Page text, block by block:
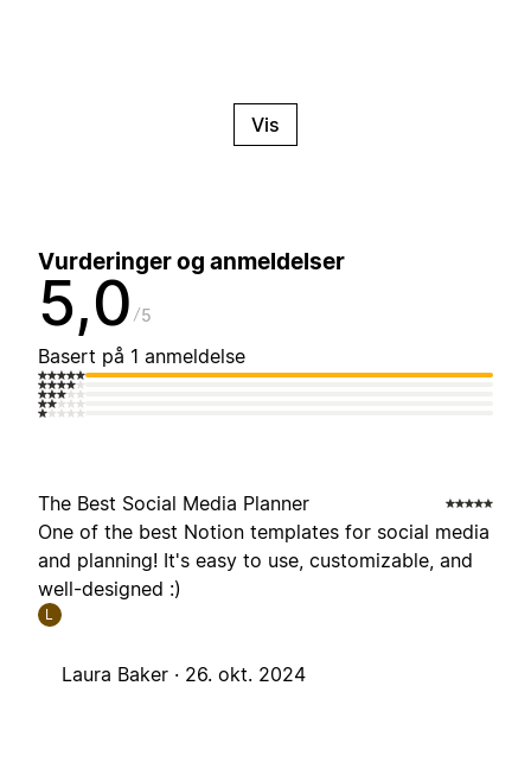
Vis
Vurderinger og anmeldelser
5,0 5
Basert på 1 anmeldelse
The Best Social Media Planner
One of the best Notion templates for social media
and planning! It's easy to use, customizable, and
well-designed :)
L
Laura Baker · 26. okt. 2024